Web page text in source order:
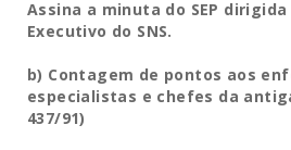
Assina a minuta do SEP
Executivo do SNS.
b) Contagem de pontos aos
especialistas e chefes da
437/91)